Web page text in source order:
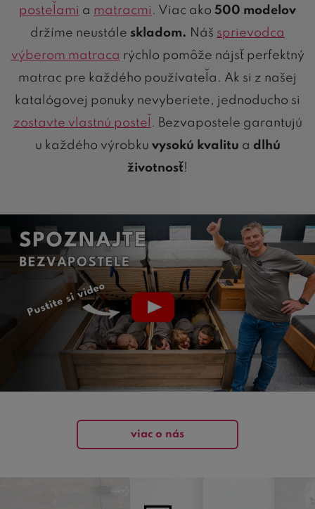
posteľami a matracmi . Viac ako 500 modelov
držíme neustále skladom. Náš sprievodca
výberom matraca rýchlo pomôže nájsť perfektný
matrac pre každého používateľa. Ak si z našej
katalógovej ponuky nevyberiete, jednoducho si
zostavte vlastnú posteľ . Bezvapostele garantujú
u každého výrobku vysokú kvalitu a dlhú
životnosť!
viac o nás